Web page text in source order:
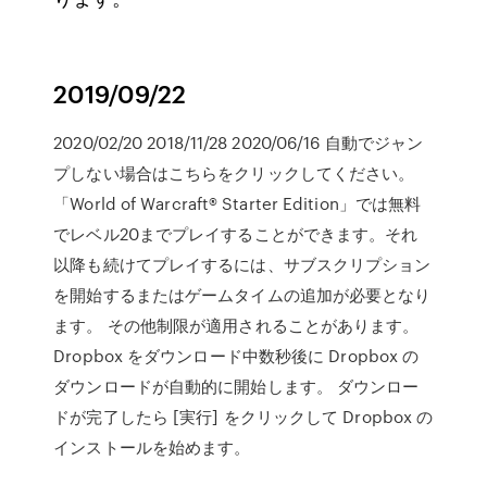
2019/09/22
2020/02/20 2018/11/28 2020/06/16 自動でジャン
プしない場合はこちらをクリックしてください。
「World of Warcraft® Starter Edition」では無料
でレベル20までプレイすることができます。それ
以降も続けてプレイするには、サブスクリプション
を開始するまたはゲームタイムの追加が必要となり
ます。 その他制限が適用されることがあります。
Dropbox をダウンロード中数秒後に Dropbox の
ダウンロードが自動的に開始します。 ダウンロー
ドが完了したら [実行] をクリックして Dropbox の
インストールを始めます。